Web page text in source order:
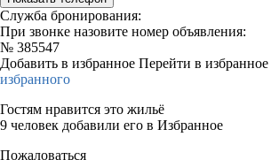
Служба бронирования:
При звонке назовите номер объявления:
№ 385547
Добавить в избранное Перейти в избранное
избранного
Гостям нравится это жильё
9 человек добавили его в Избранное
Пожаловаться